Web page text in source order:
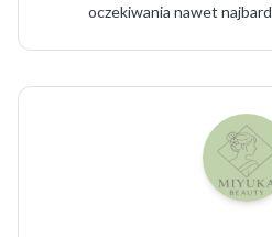
oczekiwania nawet